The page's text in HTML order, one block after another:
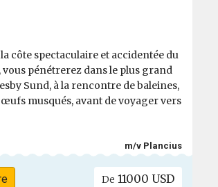
côte spectaculaire et accidentée du
pénétrerez dans le plus grand
Sund, à la rencontre de baleines,
musqués, avant de voyager vers
m/v Plancius
De 11000 USD